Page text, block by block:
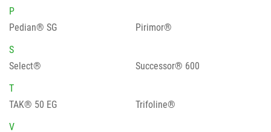
P
Pedian® SG
Pirimor®
S
Select®
Successor® 600
T
TAK® 50 EG
Trifoline®
V